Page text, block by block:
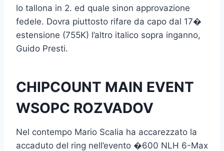
lo tallona in 2. ed quale sinon approvazione
fedele. Dovra piuttosto rifare da capo dal 17�
estensione (755K) l’altro italico sopra inganno,
Guido Presti.
CHIPCOUNT MAIN EVENT
WSOPC ROZVADOV
Nel contempo Mario Scalia ha accarezzato la
accaduto del ring nell’evento �600 NLH 6-Max